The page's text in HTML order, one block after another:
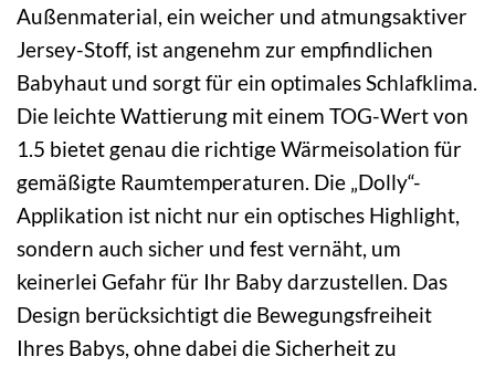
Außenmaterial, ein weicher und atmungsaktiver
Jersey-Stoff, ist angenehm zur empfindlichen
Babyhaut und sorgt für ein optimales Schlafklima.
Die leichte Wattierung mit einem TOG-Wert von
1.5 bietet genau die richtige Wärmeisolation für
gemäßigte Raumtemperaturen. Die „Dolly“-
Applikation ist nicht nur ein optisches Highlight,
sondern auch sicher und fest vernäht, um
keinerlei Gefahr für Ihr Baby darzustellen. Das
Design berücksichtigt die Bewegungsfreiheit
Ihres Babys, ohne dabei die Sicherheit zu